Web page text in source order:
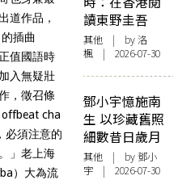
道作品，
插曲
值國語時
入無疑壯
，徵召條
offbeat cha
必須注意的
」老上海
）大為流
讀東野圭吾
其他 | by洛
楓 | 2026-07-30
鄧小宇憶施南
生 以珍藏舊照
細數昔日歲月
其他 | by 鄧小
宇 | 2026-07-30